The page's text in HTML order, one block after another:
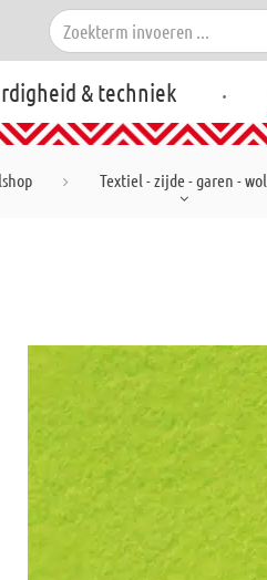
& techniek .
Textiel - zijde - garen - wol